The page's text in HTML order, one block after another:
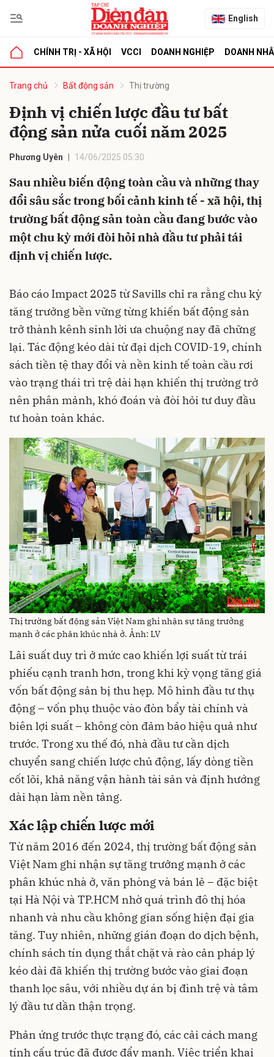
English
CHÍNH TRỊ - XÃ HỘI VCCI DOANH NGHIỆP DOANH
Trang chủ Bất động sản Thị trường
Định vị chiến lược đầu tư bất
động sản nửa cuối năm 2025
Phương Uyên 14/06/2025 05:30
Sau nhiều biến động toàn cầu và những thay
đổi sâu sắc trong bối cảnh kinh tế - xã hội, thị
trường bất động sản toàn cầu đang bước vào
một chu kỳ mới đòi hỏi nhà đầu tư phải tái
định vị chiến lược.
Báo cáo Impact 2025 từ Savills chỉ ra rằng chu kỳ
tăng trưởng bền vững từng khiến bất động sản
trở thành kênh sinh lời ưa chuộng nay đã chững
lại. Tác động kéo dài từ đại dịch COVID-19, chính
sách tiền tệ thay đổi và nền kinh tế toàn cầu rơi
vào trạng thái trì trệ dài hạn khiến thị trường trở
nên phân mảnh, khó đoán và đòi hỏi tư duy đầu
tư hoàn toàn khác.
Thị trường bất động sản Việt Nam ghi nhận sự tăng trưởng
mạnh ở các phân khúc nhà ở. Ảnh: LV
Lãi suất duy trì ở mức cao khiến lợi suất từ trái
phiếu cạnh tranh hơn, trong khi kỳ vọng tăng giá
vốn bất động sản bị thu hẹp. Mô hình đầu tư thụ
động – vốn phụ thuộc vào đòn bẩy tài chính và
biên lợi suất – không còn đảm bảo hiệu quả như
trước. Trong xu thế đó, nhà đầu tư cần dịch
chuyển sang chiến lược chủ động, lấy dòng tiền
cốt lõi, khả năng vận hành tài sản và định hướng
dài hạn làm nền tảng.
Xác lập chiến lược mới
Từ năm 2016 đến 2024, thị trường bất động sản
Việt Nam ghi nhận sự tăng trưởng mạnh ở các
phân khúc nhà ở, văn phòng và bán lẻ – đặc biệt
tại Hà Nội và TP.HCM nhờ quá trình đô thị hóa
nhanh và nhu cầu không gian sống hiện đại gia
tăng. Tuy nhiên, những gián đoạn do dịch bệnh,
chính sách tín dụng thắt chặt và rào cản pháp lý
kéo dài đã khiến thị trường bước vào giai đoạn
thanh lọc sâu, với nhiều dự án bị đình trệ và tâm
lý đầu tư dần thận trọng.
Phản ứng trước thực trạng đó, các cải cách mang
tính cấu trúc đã được đẩy mạnh. Việc triển khai
luận
Hủy